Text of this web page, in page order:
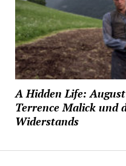
A Hidden Life:
Terrence Malick und
Widerstands